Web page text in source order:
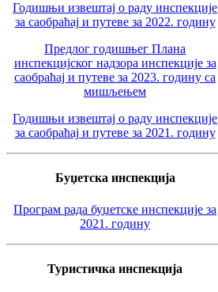
Годишњи извештај о раду инспекције
за саобраћај и путеве за 2022. годину
Предлог годишњег Плана
инспекцијског надзора инспекције за
саобраћај и путеве за 2023. годину са
мишљењем
Годишњи извештај о раду инспекције
за саобраћај и путеве за 2021. годину
Буџетска инспекција
Програм рада буџетске инспекције за
2021. годину
Туристичка инспекција